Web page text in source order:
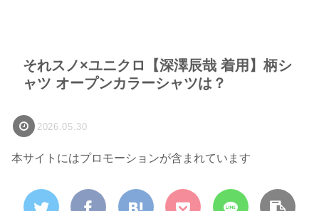
それスノ×ユニクロ【深澤辰哉 着用】柄シ
ャツ オープンカラーシャツは？
2026.05.30
本サイトにはプロモーションが含まれています